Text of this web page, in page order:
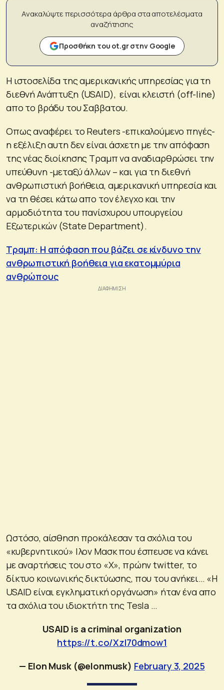
Ανακαλύψτε περισσότερα άρθρα στα αποτελέσματα
αναζήτησης
Προσθήκη του ot.gr στην Google
Η ιστοσελίδα της αμερικανικής υπηρεσίας για τη
διεθνή Ανάπτυξη (USAID), είναι κλειστή (off-line)
απο το βράδυ του Σαββατου.
Οπως αναφέρει το Reuters -επικαλούμενο πηγές-
η εξέλιξη αυτη δεν είναι άσχετη με την απόφαση
της νέας διοίκησης Τραμπ να αναδιαρθρώσει την
υπεύθυνη -μεταξύ άλλων – και για τη διεθνή
ανθρωπιστική βοήθεια, αμερικανική υπηρεσία και
να τη θέσει κάτω απο τον έλεγχο και την
αρμοδιότητα του πανίσχυρου υπουργείου
Εξωτερικών (State Department).
Τραμπ: Η απόφαση που βάζει σε κίνδυνο την
ανθρωπιστική βοήθεια για εκατομμύρια
ανθρώπους
Ωστόσο, αίσθηση προκάλεσαν τα σχόλια του
«κυβερνητικού» Ιλον Μασκ που έσπευσε να κάνει
με αναρτήσεις του στο «X», πρώην twitter, το
δίκτυο κοινωνικής δικτύωσης, που του ανήκει… «Η
USAID είναι εγκληματική οργάνωση» ήταν ένα απο
τα σχόλια του ιδιοκτήτη της Tesla …
USAID is a criminal organization
https://t.co/Xzl70dmow1
— Elon Musk (@elonmusk) February 3, 2025